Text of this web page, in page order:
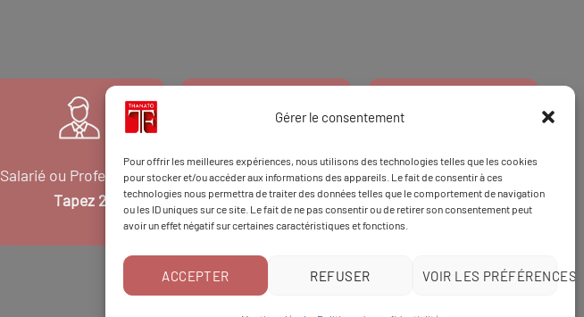
Gérer le consentement
Pour offrir les meilleures expériences, nous utilisons des technologies telles que les cookies
pour stocker et/ou accéder aux informations des appareils. Le fait de consentir à ces
technologies nous permettra de traiter des données telles que le comportement de navigation
ou les ID uniques sur ce site. Le fait de ne pas consentir ou de retirer son consentement peut
avoir un effet négatif sur certaines caractéristiques et fonctions.
ACCEPTER REFUSER VOIR LES PRÉFÉRENCES
Salarié ou Professionnel
Tapez 2
Financeur
Tapez 3
EtTapez 98pour
une formation